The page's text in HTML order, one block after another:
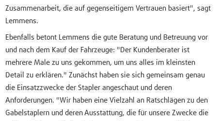
Zusammenarbeit, die auf gegenseitigem Vertrauen basiert", sagt
Lemmens.
Ebenfalls betont Lemmens die gute Beratung und Betreuung vor
und nach dem Kauf der Fahrzeuge: "Der Kundenberater ist
mehrere Male zu uns gekommen, um uns alles im kleinsten
Detail zu erklären." Zunächst haben sie sich gemeinsam genau
die Einsatzzwecke der Stapler angeschaut und deren
Anforderungen. "Wir haben eine Vielzahl an Ratschlägen zu den
Gabelstaplern und deren Ausstattung, die für unsere Zwecke die